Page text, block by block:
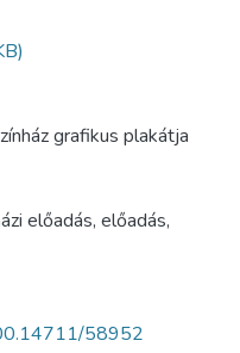
grafikus plakátja
előadás, előadás,
58952